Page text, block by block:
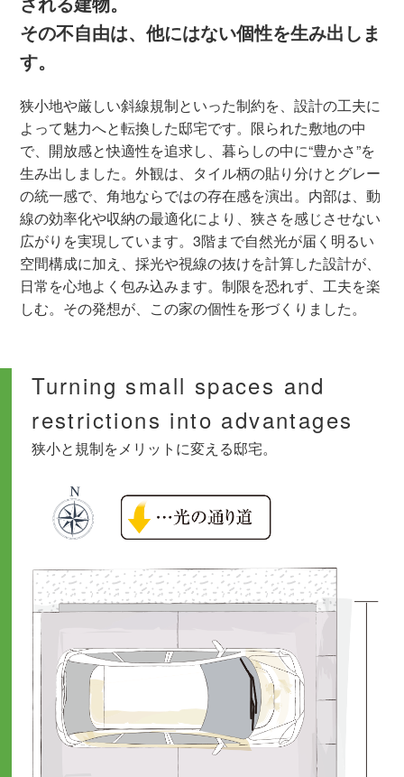
その不自由は、他にはない個性を生み出しま
す。
狭小地や厳しい斜線規制といった制約を、設計の工夫に
よって魅力へと転換した邸宅です。限られた敷地の中
で、開放感と快適性を追求し、暮らしの中に“豊かさ”を
生み出しました。外観は、タイル柄の貼り分けとグレー
の統一感で、角地ならではの存在感を演出。内部は、動
線の効率化や収納の最適化により、狭さを感じさせない
広がりを実現しています。3階まで自然光が届く明るい
空間構成に加え、採光や視線の抜けを計算した設計が、
日常を心地よく包み込みます。制限を恐れず、工夫を楽
しむ。その発想が、この家の個性を形づくりました。
Turning small spaces and
restrictions into advantages
狭小と規制をメリットに変える邸宅。